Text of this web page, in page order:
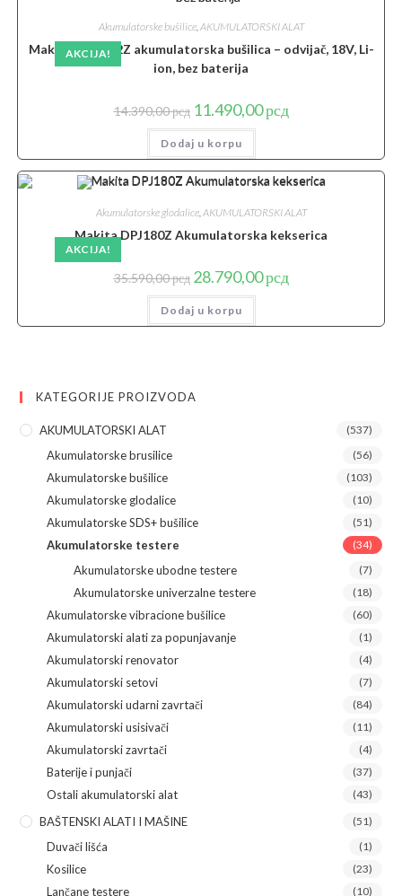
AKCIJA!
Akumulatorske bušilice, AKUMULATORSKI ALAT
Makita DDF482Z akumulatorska bušilica – odvijač, 18V, Li-
ion, bez baterija
14.390,00рсд Originalna
cena
je
bila:
14.390,00 рсд.
11.490,00рсдTrenutna
cena
Dodaj u korpu
AKCIJA!
Akumulatorske glodalice, AKUMULATORSKI ALAT
Makita DPJ180Z Akumulatorska kekserica
35.590,00рсд Originalna
cena
je
bila:
35.590,00 рсд.
28.790,00рсдTrenutna
cena
Dodaj u korpu
KATEGORIJE PROIZVODA
AKUMULATORSKI ALAT (537)
Akumulatorske brusilice (56)
Akumulatorske bušilice (103)
Akumulatorske glodalice (10)
Akumulatorske SDS+ bušilice (51)
Akumulatorske testere (34)
Akumulatorske ubodne testere (7)
Akumulatorske univerzalne testere (18)
Akumulatorske vibracione bušilice (60)
Akumulatorski alati za popunjavanje (1)
Akumulatorski renovator (4)
Akumulatorski setovi (7)
Akumulatorski udarni zavrtači (84)
Akumulatorski usisivači (11)
Akumulatorski zavrtači (4)
Baterije i punjači (37)
Ostali akumulatorski alat (43)
BAŠTENSKI ALATI I MAŠINE (51)
Duvači lišća (1)
Kosilice (23)
Lančane testere (10)